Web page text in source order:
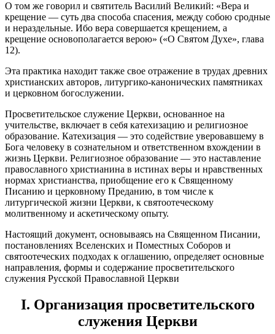
О том же говорил и святитель Василий Великий: «Вера и
крещение — суть два способа спасения, между собою сродные
и нераздельные. Ибо вера совершается крещением, а
крещение основополагается верою» («О Святом Духе», глава
12).
Эта практика находит также свое отражение в трудах древних
христианских авторов, литургико-канонических памятниках
и церковном богослужении.
Просветительское служение Церкви, основанное на
учительстве, включает в себя катехизацию и религиозное
образование. Катехизация — это содействие уверовавшему в
Бога человеку в сознательном и ответственном вхождении в
жизнь Церкви. Религиозное образование — это наставление
православного христианина в истинах веры и нравственных
нормах христианства, приобщение его к Священному
Писанию и церковному Преданию, в том числе к
литургической жизни Церкви, к святоотеческому
молитвенному и аскетическому опыту.
Настоящий документ, основываясь на Священном Писании,
постановлениях Вселенских и Поместных Соборов и
святоотеческих подходах к оглашению, определяет основные
направления, формы и содержание просветительского
служения Русской Православной Церкви
I. Организация просветительского
служения Церкви